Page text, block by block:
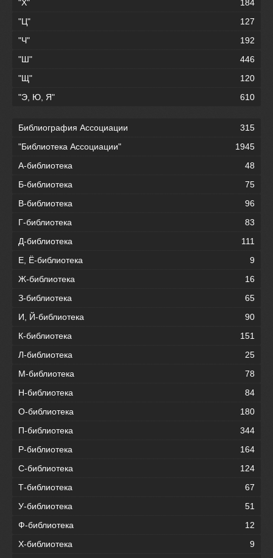
"Х"
184
"Ц"
127
"Ч"
192
"Ш"
446
"Щ"
120
"Э, Ю, Я"
610
Библиография Ассоциации
315
"Библиотека Ассоциации"
1945
А-библиотека
48
Б-библиотека
75
В-библиотека
96
Г-библиотека
83
Д-библиотека
111
Е, Ё-библиотека
9
Ж-библиотека
16
З-библиотека
65
И, Й-библиотека
90
К-библиотека
151
Л-библиотека
25
М-библиотека
78
Н-библиотека
84
О-библиотека
180
П-библиотека
344
Р-библиотека
164
С-библиотека
124
Т-библиотека
67
У-библиотека
51
Ф-библиотека
12
Х-библиотека
9